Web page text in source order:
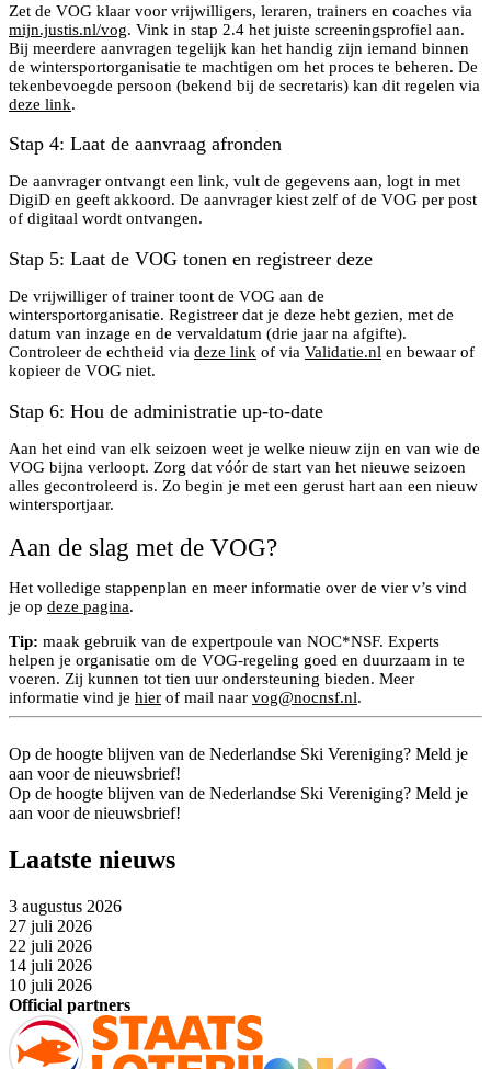
Zet de VOG klaar voor vrijwilligers, leraren, trainers en coaches via
mijn.justis.nl/vog. Vink in stap 2.4 het juiste screeningsprofiel aan.
Bij meerdere aanvragen tegelijk kan het handig zijn iemand binnen
de wintersportorganisatie te machtigen om het proces te beheren. De
tekenbevoegde persoon (bekend bij de secretaris) kan dit regelen via
deze link.
Stap 4: Laat de aanvraag afronden
De aanvrager ontvangt een link, vult de gegevens aan, logt in met
DigiD en geeft akkoord. De aanvrager kiest zelf of de VOG per post
of digitaal wordt ontvangen.
Stap 5: Laat de VOG tonen en registreer deze
De vrijwilliger of trainer toont de VOG aan de
wintersportorganisatie. Registreer dat je deze hebt gezien, met de
datum van inzage en de vervaldatum (drie jaar na afgifte).
Controleer de echtheid via deze link of via Validatie.nl en bewaar of
kopieer de VOG niet.
Stap 6: Hou de administratie up-to-date
Aan het eind van elk seizoen weet je welke nieuw zijn en van wie de
VOG bijna verloopt. Zorg dat vóór de start van het nieuwe seizoen
alles gecontroleerd is. Zo begin je met een gerust hart aan een nieuw
wintersportjaar.
Aan de slag met de VOG?
Het volledige stappenplan en meer informatie over de vier v’s vind
je op deze pagina.
Tip: maak gebruik van de expertpoule van NOC*NSF. Experts
helpen je organisatie om de VOG-regeling goed en duurzaam in te
voeren. Zij kunnen tot tien uur ondersteuning bieden. Meer
informatie vind je hier of mail naar vog@nocnsf.nl.
Op de hoogte blijven van de Nederlandse Ski Vereniging? Meld je
aan voor de nieuwsbrief!
Op de hoogte blijven van de Nederlandse Ski Vereniging? Meld je
aan voor de nieuwsbrief!
Laatste nieuws
3 augustus 2026
27 juli 2026
22 juli 2026
14 juli 2026
10 juli 2026
Official partners